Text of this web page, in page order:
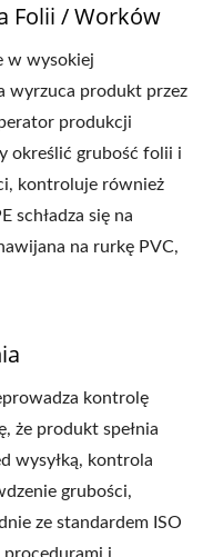
Folii / Worków
w wysokiej
wyrzuca produkt przez
produkcji
określić grubość folii i
kontroluje również
schładza się na
na rurkę PVC,
kontrolę
że produkt spełnia
wysyłką, kontrola
grubości,
ze standardem ISO